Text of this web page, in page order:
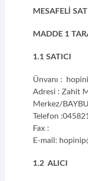
MESAFELİ
MADDE 1
1.1 SATICI
Ünvanı :
Adresi : Zahit
Merkez/
Telefon
Fax :
E-mail:
1.2 ALICI